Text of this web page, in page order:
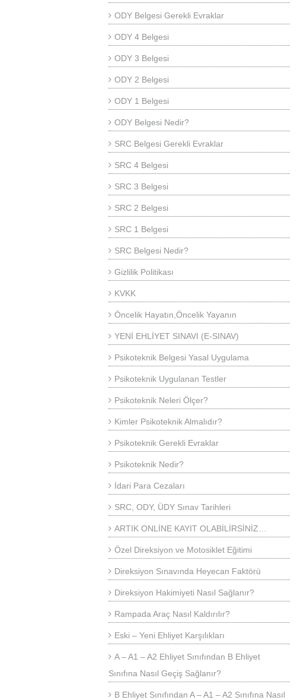
ODY Belgesi Gerekli Evraklar
ODY 4 Belgesi
ODY 3 Belgesi
ODY 2 Belgesi
ODY 1 Belgesi
ODY Belgesi Nedir?
SRC Belgesi Gerekli Evraklar
SRC 4 Belgesi
SRC 3 Belgesi
SRC 2 Belgesi
SRC 1 Belgesi
SRC Belgesi Nedir?
Gizlilik Politikası
KVKK
Öncelik Hayatın,Öncelik Yayanın
YENİ EHLİYET SINAVI (E-SINAV)
Psikoteknik Belgesi Yasal Uygulama
Psikoteknik Uygulanan Testler
Psikoteknik Neleri Ölçer?
Kimler Psikoteknik Almalıdır?
Psikoteknik Gerekli Evraklar
Psikoteknik Nedir?
İdari Para Cezaları
SRC, ODY, ÜDY Sınav Tarihleri
ARTIK ONLİNE KAYIT OLABİLİRSİNİZ…
Özel Direksiyon ve Motosiklet Eğitimi
Direksiyon Sınavında Heyecan Faktörü
Direksiyon Hakimiyeti Nasıl Sağlanır?
Rampada Araç Nasıl Kaldırılır?
Eski – Yeni Ehliyet Karşılıkları
A – A1 – A2 Ehliyet Sınıfından B Ehliyet
Sınıfına Nasıl Geçiş Sağlanır?
B Ehliyet Sınıfından A – A1 – A2 Sınıfına Nasıl